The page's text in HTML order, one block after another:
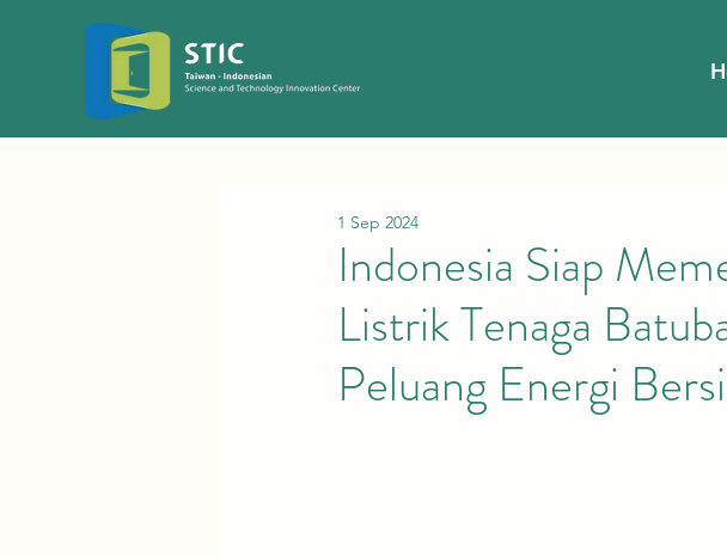
Indonesia Siap
Listrik Tenaga
Peluang Energi
1 Sep 2024